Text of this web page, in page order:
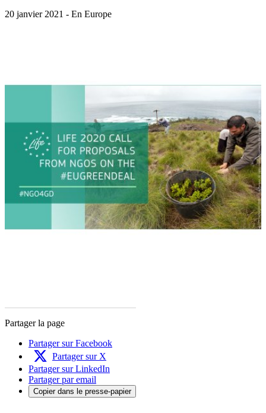
20 janvier 2021 - En Europe
Partager la page
Partager sur Facebook
Partager sur X
Partager sur LinkedIn
Partager par email
Copier dans le presse-papier